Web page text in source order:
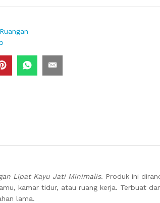
Lipat Kayu Jati Minimalis. Produk ini
kamar tidur, atau ruang kerja. Terbuat
lama.